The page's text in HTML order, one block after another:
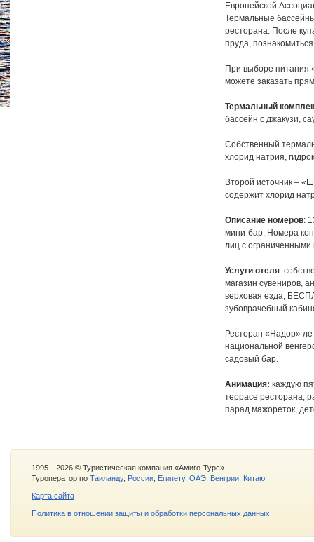
Европейской
Термальные
ресторана. После
пруда,
При выборе питания
можете заказать
Термальный
бассейн с джакузи,
Собственный
хлорид натрия,
Второй источник –
содержит хлорид
Описание номеров:
мини-бар. Номера
лиц с
Услуги отеля:
магазин сувениров,
верховая езда,
зубоврачебный
Ресторан «Надор»
национальной
садовый бар.
Анимация: каждую
террасе ресторана,
парад мажореток,
1995—2026 © Туристическая компания «Амиго-Турс»
Туроператор по Таиланду, России Египету, ОАЭ Венгрии Китаю
Карта сайта
Политика в отношении защиты и обработки персональных данных